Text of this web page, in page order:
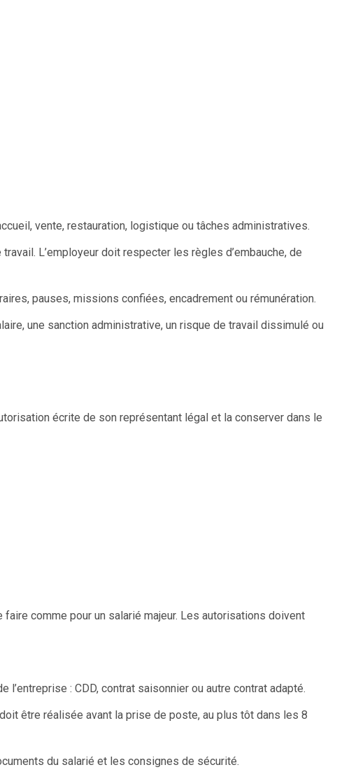
vente, restauration, logistique ou tâches administratives.
L’employeur doit respecter les règles d’embauche, de
pauses, missions confiées, encadrement ou rémunération.
une sanction administrative, un risque de travail dissimulé ou
écrite de son représentant légal et la conserver dans le
comme pour un salarié majeur. Les autorisations doivent
: CDD, contrat saisonnier ou autre contrat adapté.
être réalisée avant la prise de poste, au plus tôt dans les 8
du salarié et les consignes de sécurité.